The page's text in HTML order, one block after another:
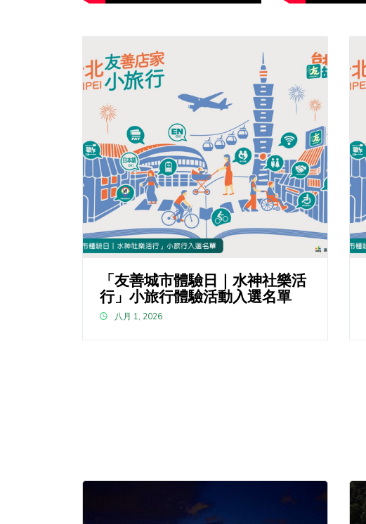
「友善城市體驗日｜水神社樂活
行」小旅行體驗活動入選名單
八月 1, 2026